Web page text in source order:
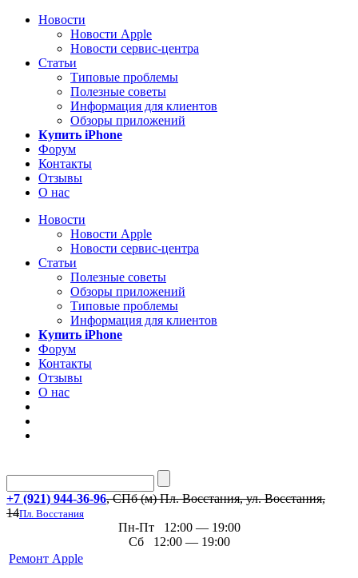
Новости
Новости Apple
Новости сервис-центра
Статьи
Типовые проблемы
Полезные советы
Информация для клиентов
Обзоры приложений
Купить iPhone
Форум
Контакты
Отзывы
О нас
Новости
Новости Apple
Новости сервис-центра
Статьи
Полезные советы
Обзоры приложений
Типовые проблемы
Информация для клиентов
Купить iPhone
Форум
Контакты
Отзывы
О нас
+7 (921) 944-36-96, СПб (м) Пл. Восстания, ул. Восстания,
14Пл. Восстания
Пн-Пт 12:00 — 19:00
Сб 12:00 — 19:00
Ремонт Apple